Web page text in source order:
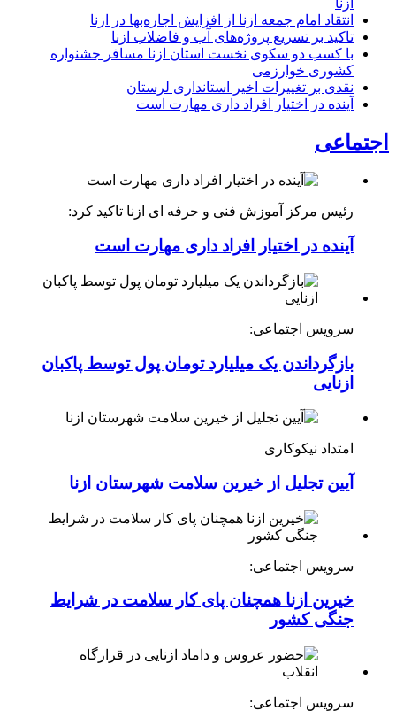
انتقاد امام جمعه ازنا از افزایش اجاره‌بها در ازنا
تاکید بر تسریع پروژه‌های آب و فاضلاب ازنا
با کسب دو سکوی نخست استان ازنا مسافر جشنواره
کشوری خوارزمی
نقدی بر تغییرات اخیر استانداری لرستان
آینده در اختیار افراد داری مهارت است
اجتماعی
رئیس مرکز آموزش فنی و حرفه ای ازنا تاکید کرد:
آینده در اختیار افراد داری مهارت است
سرویس اجتماعی:
بازگرداندن یک میلیارد تومان پول توسط پاکبان
ازنایی
امتداد نیکوکاری
آیین تجلیل از خیرین سلامت شهرستان ازنا
سرویس اجتماعی:
خیرین ازنا همچنان پای کار سلامت در شرایط
جنگی کشور
سرویس اجتماعی: